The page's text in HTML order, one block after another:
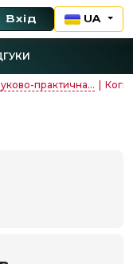
Вхід UA
практична...